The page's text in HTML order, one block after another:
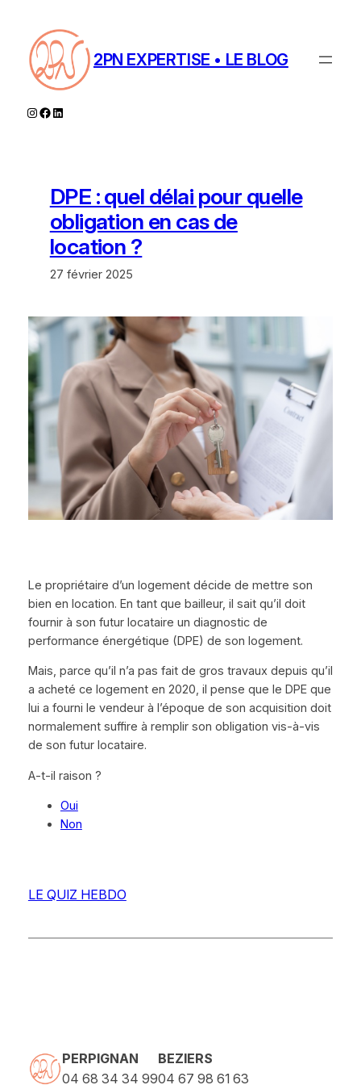
contenu
2PN EXPERTISE • LE BLOG
Instagram
Facebook
LinkedIn
DPE : quel délai pour quelle
obligation en cas de
location ?
27 février 2025
Le propriétaire d’un logement décide de mettre son
bien en location. En tant que bailleur, il sait qu’il doit
fournir à son futur locataire un diagnostic de
performance énergétique (DPE) de son logement.
Mais, parce qu’il n’a pas fait de gros travaux depuis qu’il
a acheté ce logement en 2020, il pense que le DPE que
lui a fourni le vendeur à l’époque de son acquisition doit
normalement suffire à remplir son obligation vis-à-vis
de son futur locataire.
A-t-il raison ?
Oui
Non
LE QUIZ HEBDO
PERPIGNAN
04 68 34 34 99
BEZIERS
04 67 98 61 63